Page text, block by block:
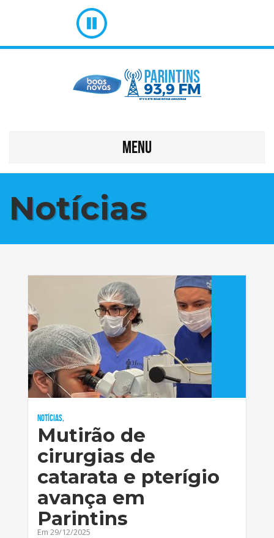
MENU
Notícias
Notícias,
Mutirão de
cirurgias de
catarata e pterígio
avança em
Parintins
Em 29/12/2025